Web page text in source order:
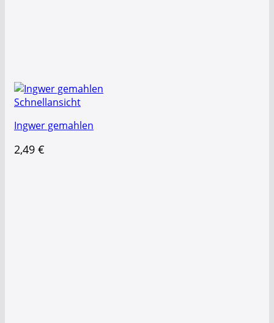
Schnellansicht
Ingwer gemahlen
2,49 €